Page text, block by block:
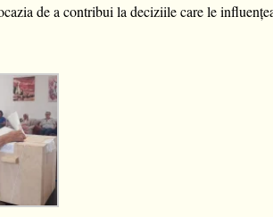
de a contribui la deciziile care le